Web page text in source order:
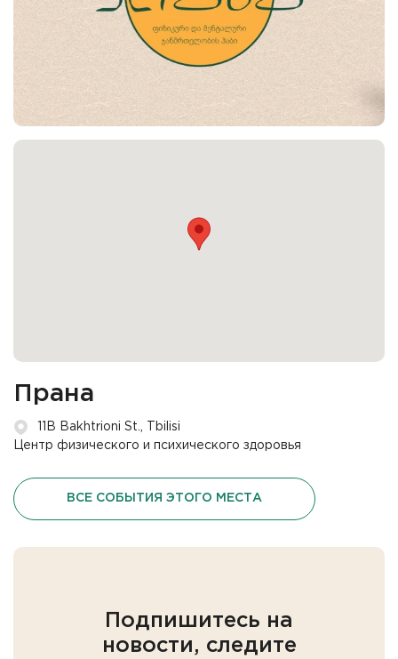
Прана
11B Bakhtrioni St., Tbilisi
Центр физического и психического здоровья
ВСЕ СОБЫТИЯ ЭТОГО МЕСТА
Подпишитесь на
новости, следите